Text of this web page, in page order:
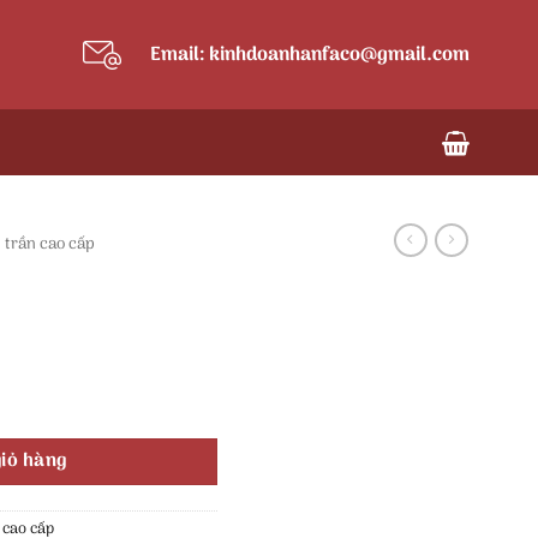
Email: kinhdoanhanfaco@gmail.com
cao cấp
hàng
cấp